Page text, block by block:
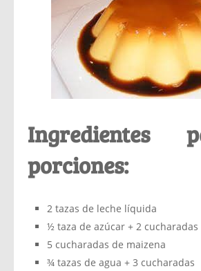
Ingredientes
porciones:
2 tazas de leche líquida
½ taza de azúcar + 2 cucharadas
5 cucharadas de maizena
¾ tazas de agua + 3 cucharadas